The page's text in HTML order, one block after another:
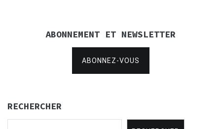
ABONNEMENT ET NEWSLETTER
ABONNEZ-VOUS
RECHERCHER